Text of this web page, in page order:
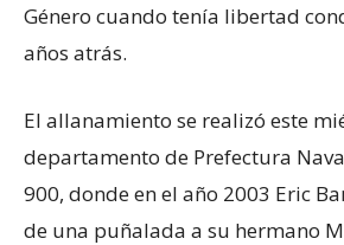
Género cuando tenía libertad
años atrás.
El allanamiento se realizó este
departamento de Prefectura
900, donde en el año 2003 Eric
de una puñalada a su hermano